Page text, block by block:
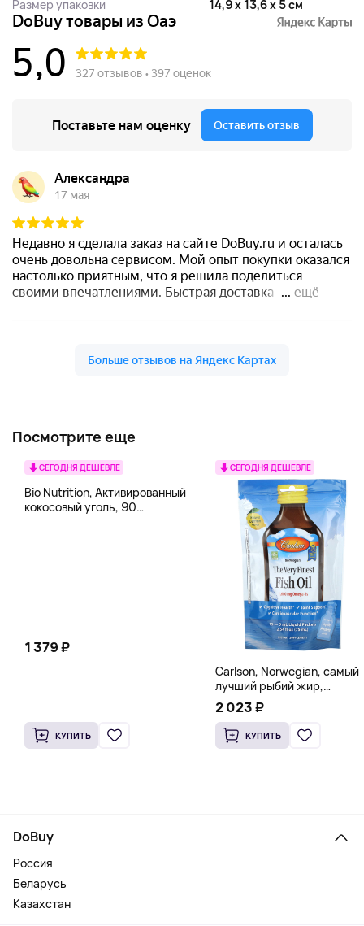
Размер упаковки
14,9 x 13,6 x 5 см
Посмотрите еще
СЕГОДНЯ ДЕШЕВЛЕ
Bio Nutrition, Активированный
кокосовый уголь, 90
1 379 ₽
КУПИТЬ
СЕГОДНЯ ДЕШЕВЛЕ
Carlson, Norwegian, самый
лучший рыбий жир,
натуральный лимон, 15
пакетиков (5 мл) каждый
2 023 ₽
КУПИТЬ
DoBuy
Россия
Беларусь
Казахстан